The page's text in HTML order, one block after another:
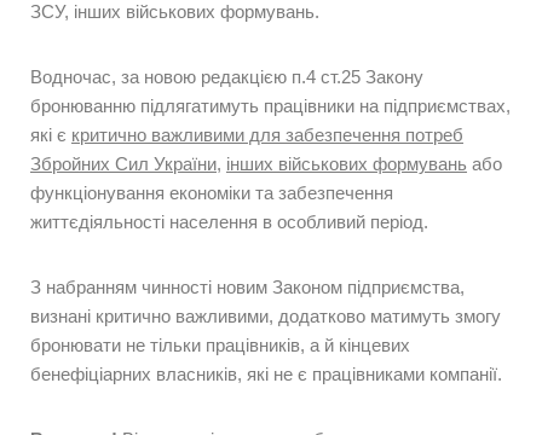
ЗСУ, інших військових формувань.
Водночас, за новою редакцією п.4 ст.25 Закону
бронюванню підлягатимуть працівники на підприємствах,
які є критично важливими для забезпечення потреб
Збройних Сил України, інших військових формувань або
функціонування економіки та забезпечення
життєдіяльності населення в особливий період.
З набранням чинності новим Законом підприємства,
визнані критично важливими, додатково матимуть змогу
бронювати не тільки працівників, а й кінцевих
бенефіціарних власників, які не є працівниками компанії.